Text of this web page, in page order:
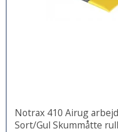
Notrax 410 Airug
Sort/Gul Skummåtte